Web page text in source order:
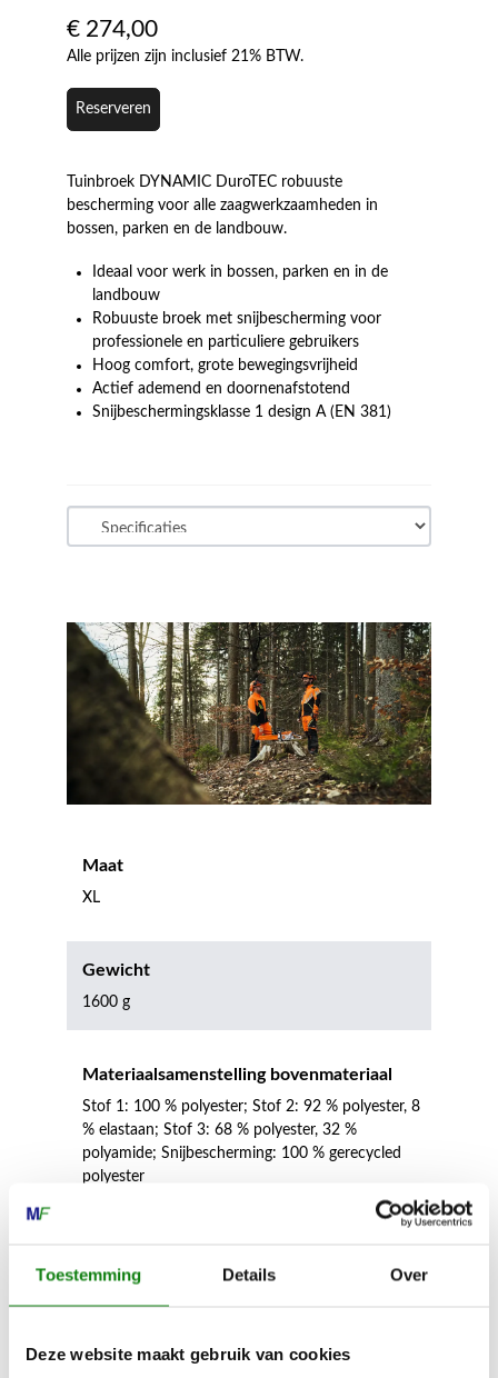
Toestemming Details Over
Deze website maakt gebruik van cookies
€ 274,00
Alle prijzen zijn inclusief 21% BTW.
Reserveren
Tuinbroek DYNAMIC DuroTEC robuuste
bescherming voor alle zaagwerkzaamheden in
bossen, parken en de landbouw.
Ideaal voor werk in bossen, parken en in de
landbouw
Robuuste broek met snijbescherming voor
professionele en particuliere gebruikers
Hoog comfort, grote bewegingsvrijheid
Actief ademend en doornenafstotend
Snijbeschermingsklasse 1 design A (EN 381)
Maat
XL
Gewicht
1600 g
Materiaalsamenstelling bovenmateriaal
Stof 1: 100 % polyester; Stof 2: 92 % polyester, 8
% elastaan; Stof 3: 68 % polyester, 32 %
polyamide; Snijbescherming: 100 % gerecycled
polyester
1